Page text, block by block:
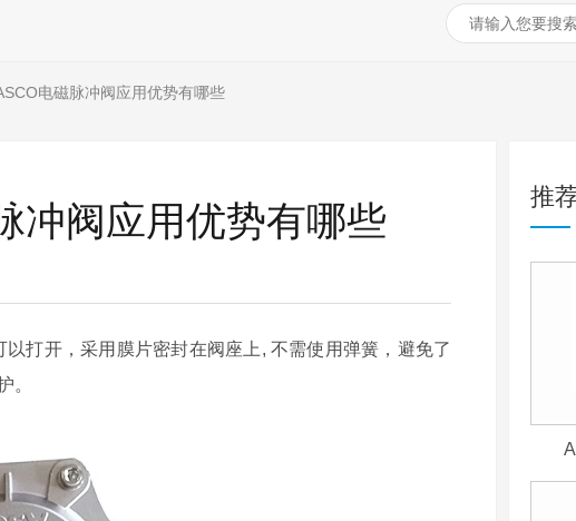
电磁脉冲阀应用优势有哪些
冲阀应用优势有哪些
打开，采用膜片密封在阀座上, 不需使用弹簧，避免了
。
推